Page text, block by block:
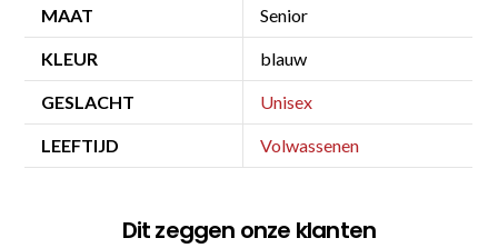
MAAT Senior
KLEUR blauw
GESLACHT Unisex
LEEFTIJD Volwassenen
Dit zeggen onze klanten